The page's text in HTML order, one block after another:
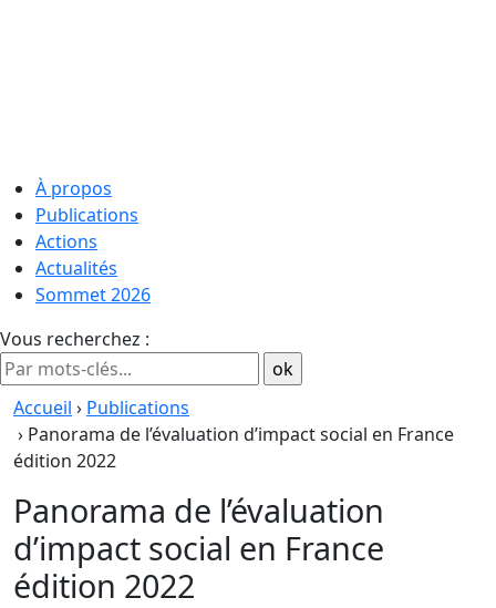
À propos
Publications
Actions
Actualités
Sommet 2026
Vous recherchez :
Accueil › Publications
› Panorama de l’évaluation d’impact social en France
édition 2022
Panorama de l’évaluation
d’impact social en France
édition 2022